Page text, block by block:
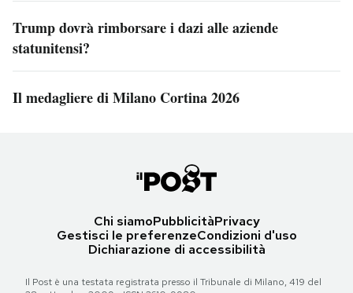
Trump dovrà rimborsare i dazi alle aziende
statunitensi?
Il medagliere di Milano Cortina 2026
Chi siamoPubblicitàPrivacy
Gestisci le preferenzeCondizioni d'uso
Dichiarazione di accessibilità
Il Post è una testata registrata presso il Tribunale di Milano, 419 del